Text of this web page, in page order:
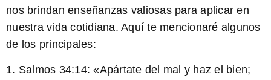
nos brindan enseñanzas valiosas para aplicar en
nuestra vida cotidiana. Aquí te mencionaré algunos
de los principales:
1. Salmos 34:14: «Apártate del mal y haz el bien;